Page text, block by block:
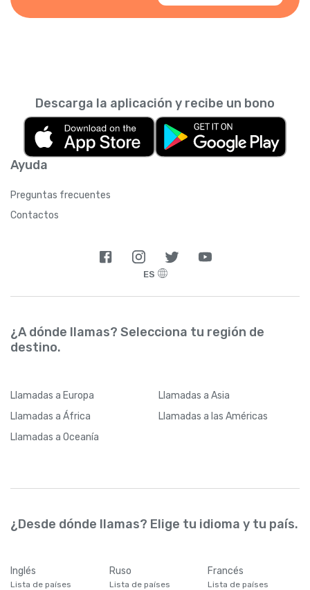
Ayuda
Preguntas frecuentes
Contactos
Descarga la aplicación y recibe un bono
ES
¿A dónde llamas? Selecciona tu región de
destino.
Llamadas a Europa Llamadas a Asia
Llamadas a África Llamadas a las Américas
Llamadas a Oceanía
¿Desde dónde llamas? Elige tu idioma y tu país.
Inglés
Lista de países
Ruso
Lista de países
Francés
Lista de países